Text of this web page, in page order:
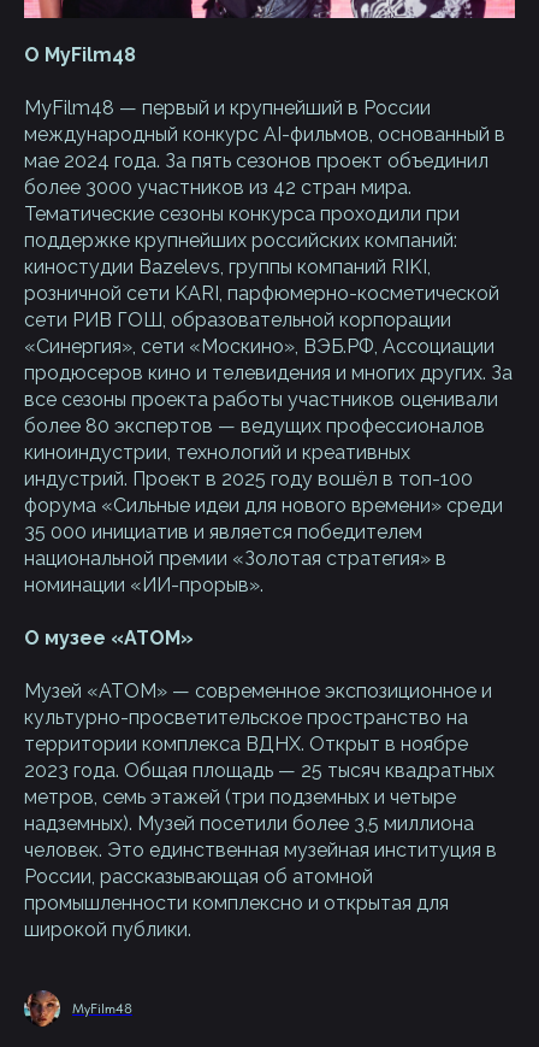
О MyFilm48
MyFilm48 — первый и крупнейший в России
международный конкурс AI-фильмов, основанный в
мае 2024 года. За пять сезонов проект объединил
более 3000 участников из 42 стран мира.
Тематические сезоны конкурса проходили при
поддержке крупнейших российских компаний:
киностудии Bazelevs, группы компаний RIKI,
розничной сети KARI, парфюмерно-косметической
сети РИВ ГОШ, образовательной корпорации
«Синергия», сети «Москино», ВЭБ.РФ, Ассоциации
продюсеров кино и телевидения и многих других. За
все сезоны проекта работы участников оценивали
более 80 экспертов — ведущих профессионалов
киноиндустрии, технологий и креативных
индустрий. Проект в 2025 году вошёл в топ-100
форума «Сильные идеи для нового времени» среди
35 000 инициатив и является победителем
национальной премии «Золотая стратегия» в
номинации «ИИ-прорыв».
О музее «АТОМ»
Музей «АТОМ» — современное экспозиционное и
культурно-просветительское пространство на
территории комплекса ВДНХ. Открыт в ноябре
2023 года. Общая площадь — 25 тысяч квадратных
метров, семь этажей (три подземных и четыре
надземных). Музей посетили более 3,5 миллиона
человек. Это единственная музейная институция в
России, рассказывающая об атомной
промышленности комплексно и открытая для
широкой публики.
MyFilm48